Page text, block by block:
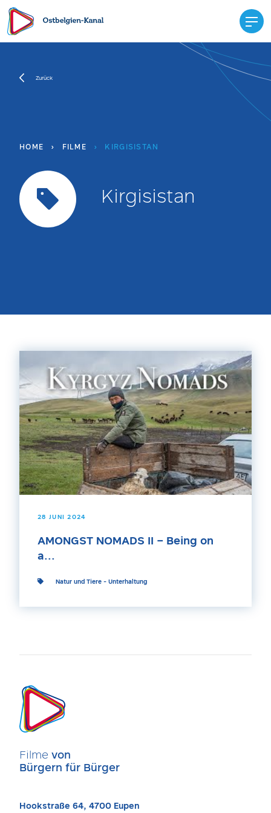
Zurück
HOME › FILME › KIRGISISTAN
Kirgisistan
28 JUNI 2024
AMONGST NOMADS II – Being on
a...
Natur und Tiere - Unterhaltung
Filme von
Bürgern für Bürger
Hookstraße 64, 4700 Eupen